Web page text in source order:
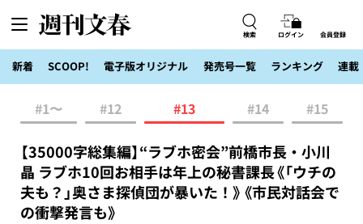
検索 ログイン 会員登録
新着 SCOOP! 電子版オリジナル 発売号一覧 ランキング 連載
#1〜 #12 #13 #14 #15
【35000字総集編】“ラブホ密会”前橋市長・小川
晶 ラブホ10回お相手は年上の秘書課長《「ウチの
夫も？」奥さま探偵団が暴いた！》《市民対話会で
の衝撃発言も》